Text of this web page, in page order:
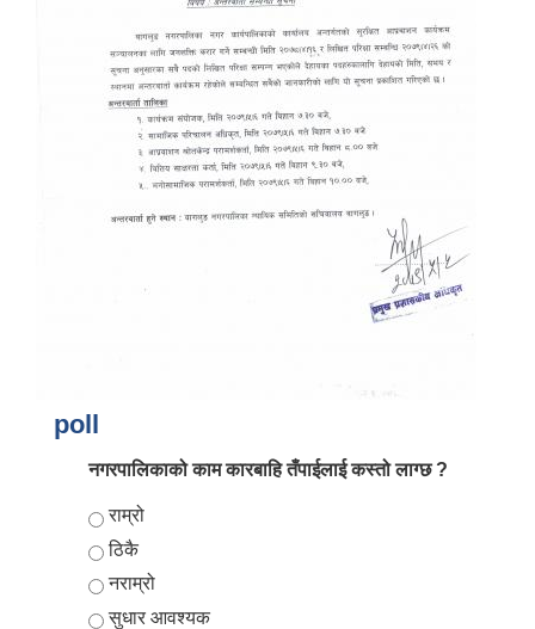
poll
नगरपालिकाको काम कारबाहि तँपाईलाई कस्तो लाग्छ ?
Choices
राम्रो
ठिकै
नराम्रो
सुधार आवश्यक